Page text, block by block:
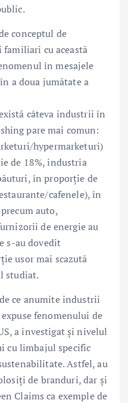
conceptul de
cu această
în mesajele
a doua jumătate a
câteva industrii în
pare mai comun:
hypermarketuri)
de 18%, industria
în proporție de
cafenele), în
auto,
de energie au
s-au dovedit
usor mai scazută
studiat.
ce anumite industrii
fenomenului de
a investigat și nivelul
cu limbajul specific
Astfel, au
de branduri, dar și
Claims ca exemple de